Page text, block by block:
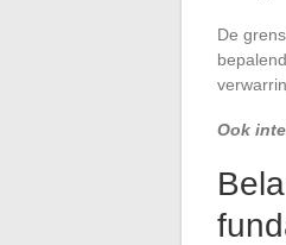
De
Ook